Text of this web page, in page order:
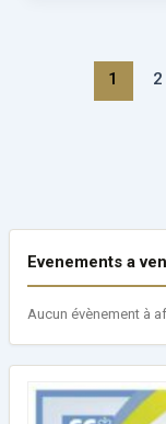
Evenements a
Aucun évènement à
1 2